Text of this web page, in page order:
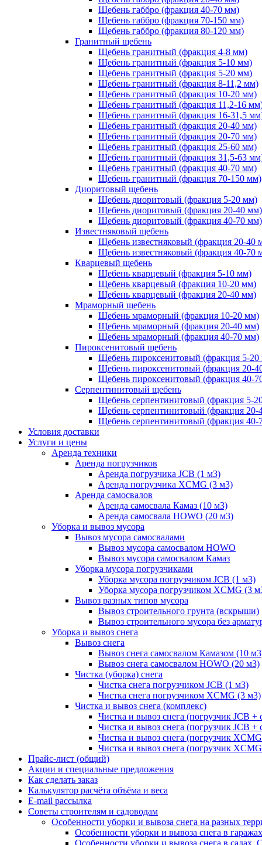
Щебень габбро (фракция 40-70 мм)
Щебень габбро (фракция 70-150 мм)
Щебень габбро (фракция 80-120 мм)
Гранитный щебень
Щебень гранитный (фракция 4-8 мм)
Щебень гранитный (фракция 5-10 мм)
Щебень гранитный (фракция 5-20 мм)
Щебень гранитный (фракция 8-11,2 мм)
Щебень гранитный (фракция 10-20 мм)
Щебень гранитный (фракция 11,2-16
Щебень гранитный (фракция 16-31,5
Щебень гранитный (фракция 20-40 мм)
Щебень гранитный (фракция 20-70 мм)
Щебень гранитный (фракция 25-60 мм)
Щебень гранитный (фракция 31,5-63
Щебень гранитный (фракция 40-70 мм)
Щебень гранитный (фракция 70-150 мм)
Диоритовый щебень
Щебень диоритовый (фракция 5-20 мм)
Щебень диоритовый (фракция 20-40 мм)
Щебень диоритовый (фракция 40-70 мм)
Известняковый щебень
Щебень известняковый (фракция 20-40
Щебень известняковый (фракция 40-70
Кварцевый щебень
Щебень кварцевый (фракция 5-10 мм)
Щебень кварцевый (фракция 10-20 мм)
Щебень кварцевый (фракция 20-40 мм)
Мраморный щебень
Щебень мраморный (фракция 10-20 мм)
Щебень мраморный (фракция 20-40 мм)
Щебень мраморный (фракция 40-70 мм)
Пироксенитовый щебень
Щебень пироксенитовый (фракция 5-
Щебень пироксенитовый (фракция 20-
Щебень пироксенитовый (фракция 40-
Серпентинитовый щебень
Щебень серпентинитовый (фракция 5-
Щебень серпентинитовый (фракция 20-
Щебень серпентинитовый (фракция 40-
Условия доставки
Услуги и цены
Аренда техники
Аренда погрузчиков
Аренда погрузчика JCB (1 м3)
Аренда погрузчика XCMG (3 м3)
Аренда самосвалов
Аренда самосвала Камаз (10 м3)
Аренда самосвала HOWO (20 м3)
Уборка и вывоз мусора
Вывоз мусора самосвалами
Вывоз мусора самосвалом HOWO
Вывоз мусора самосвалом Камаз
Уборка мусора погрузчиками
Уборка мусора погрузчиком JCB (1 м3)
Уборка мусора погрузчиком XCMG (3
Вывоз разных типов мусора
Вывоз строительного грунта (вскрыши)
Вывоз строительного мусора без
Уборка и вывоз снега
Вывоз снега
Вывоз снега самосвалом Камазом (10
Вывоз снега самосвалом HOWO (20 м3)
Чистка (уборка) снега
Чистка снега погрузчиком JCB (1 м3)
Чистка снега погрузчиком XCMG (3 м3)
Чистка и вывоз снега (комплекс)
Чистка и вывоз снега (погрузчик JCB +
Чистка и вывоз снега (погрузчик JCB +
Чистка и вывоз снега (погрузчик
Чистка и вывоз снега (погрузчик
Прайс-лист (общий)
Акции и специальные предложения
Как сделать заказ
Калькулятор расчёта объёма и веса
E-mail рассылка
Советы строителям и садоводам
Особенности уборки и вывоза снега на разных
Особенности уборки и вывоза снега в
Особенности уборки и вывоза снега в садах,